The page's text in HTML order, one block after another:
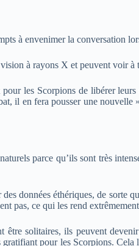
à envenimer la conversation
à rayons X et peuvent voir à
les Scorpions de libérer
il en fera pousser une
parce qu’ils sont très
données éthériques, de sorte
pas, ce qui les rend
être solitaires, ils peuvent
gratifiant pour les Scorpions.